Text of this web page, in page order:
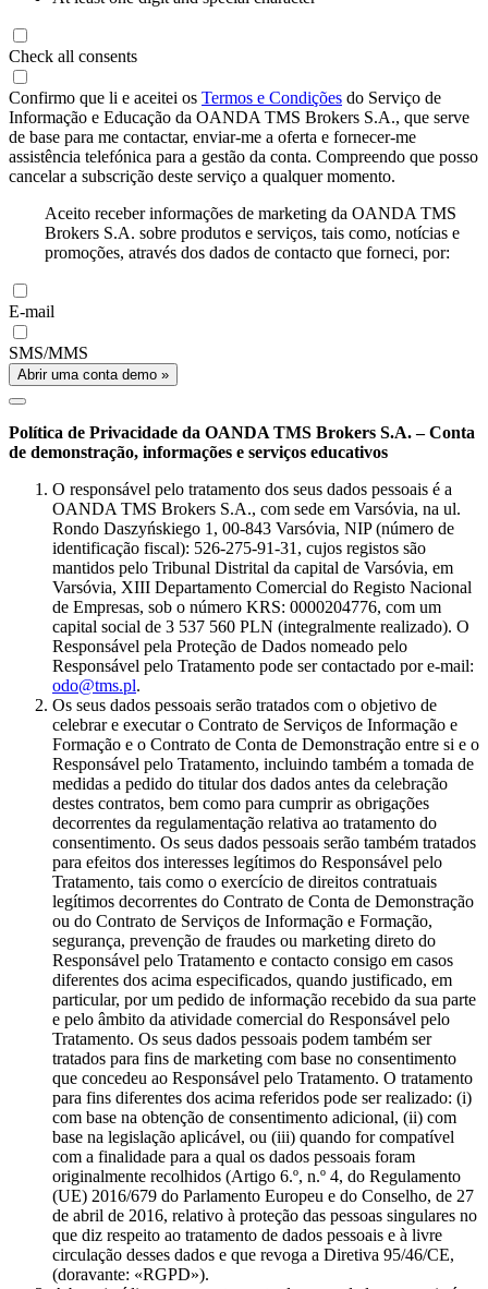
Check all consents
Confirmo que li e aceitei os Termos e Condições do Serviço de
Informação e Educação da OANDA TMS Brokers S.A., que serve
de base para me contactar, enviar-me a oferta e fornecer-me
assistência telefónica para a gestão da conta. Compreendo que posso
cancelar a subscrição deste serviço a qualquer momento.
Aceito receber informações de marketing da OANDA TMS
Brokers S.A. sobre produtos e serviços, tais como, notícias e
promoções, através dos dados de contacto que forneci, por:
E-mail
SMS/MMS
Abrir uma conta demo »
Política de Privacidade da OANDA TMS Brokers S.A. – Conta
de demonstração, informações e serviços educativos
O responsável pelo tratamento dos seus dados pessoais é a
OANDA TMS Brokers S.A., com sede em Varsóvia, na ul.
Rondo Daszyńskiego 1, 00-843 Varsóvia, NIP (número de
identificação fiscal): 526-275-91-31, cujos registos são
mantidos pelo Tribunal Distrital da capital de Varsóvia, em
Varsóvia, XIII Departamento Comercial do Registo Nacional
de Empresas, sob o número KRS: 0000204776, com um
capital social de 3 537 560 PLN (integralmente realizado). O
Responsável pela Proteção de Dados nomeado pelo
Responsável pelo Tratamento pode ser contactado por e-mail:
odo@tms.pl.
Os seus dados pessoais serão tratados com o objetivo de
celebrar e executar o Contrato de Serviços de Informação e
Formação e o Contrato de Conta de Demonstração entre si e o
Responsável pelo Tratamento, incluindo também a tomada de
medidas a pedido do titular dos dados antes da celebração
destes contratos, bem como para cumprir as obrigações
decorrentes da regulamentação relativa ao tratamento do
consentimento. Os seus dados pessoais serão também tratados
para efeitos dos interesses legítimos do Responsável pelo
Tratamento, tais como o exercício de direitos contratuais
legítimos decorrentes do Contrato de Conta de Demonstração
ou do Contrato de Serviços de Informação e Formação,
segurança, prevenção de fraudes ou marketing direto do
Responsável pelo Tratamento e contacto consigo em casos
diferentes dos acima especificados, quando justificado, em
particular, por um pedido de informação recebido da sua parte
e pelo âmbito da atividade comercial do Responsável pelo
Tratamento. Os seus dados pessoais podem também ser
tratados para fins de marketing com base no consentimento
que concedeu ao Responsável pelo Tratamento. O tratamento
para fins diferentes dos acima referidos pode ser realizado: (i)
com base na obtenção de consentimento adicional, (ii) com
base na legislação aplicável, ou (iii) quando for compatível
com a finalidade para a qual os dados pessoais foram
originalmente recolhidos (Artigo 6.º, n.º 4, do Regulamento
(UE) 2016/679 do Parlamento Europeu e do Conselho, de 27
de abril de 2016, relativo à proteção das pessoas singulares no
que diz respeito ao tratamento de dados pessoais e à livre
circulação desses dados e que revoga a Diretiva 95/46/CE,
(doravante: «RGPD»).